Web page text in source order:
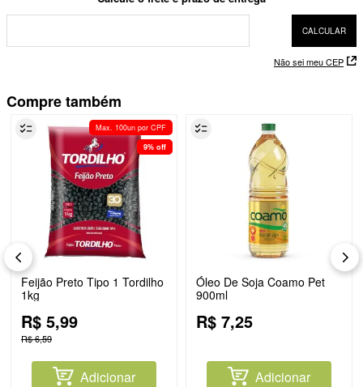
Não sei meu CEP
Compre também
Max. 100un por CPF
9% off
Feijão Preto Tipo 1 Tordilho
1kg
R$ 5,99
R$6,59
Adicionar
Óleo De Soja Coamo Pet
900ml
R$ 7,25
Adicionar